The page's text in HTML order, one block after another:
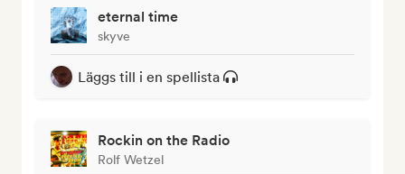
eternal time
skyve
Läggs till i en spellista
Rockin on the Radio
Rolf Wetzel